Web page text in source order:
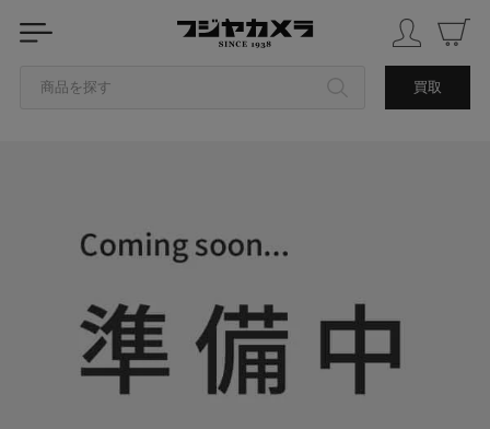
商品を探す 買取